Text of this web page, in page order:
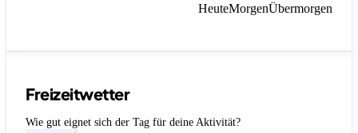
HeuteMorgenÜbermorgen
Freizeitwetter
Wie gut eignet sich der Tag für deine Aktivität?